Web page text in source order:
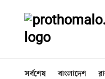
সর্বশেষ বাংলাদেশ